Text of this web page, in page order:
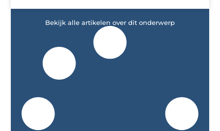
Bekijk alle artikelen over dit onderwerp